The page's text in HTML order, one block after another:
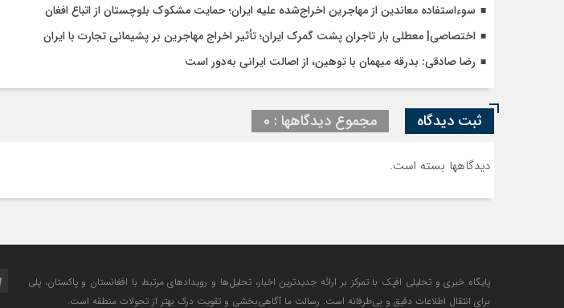
سوءاستفاده معاندین از مهاجرین اخراج‌شده علیه ایران؛ حمایت مشکوک بلوچستان از اتباع افغان
اختصاصی| معطلی بار تاجران پشت گمرک ایران؛ تأثیر اخراج مهاجرین بر پشیمانی تجارت با ایران
رضا صادقی: بدرقه میهمان با توهین، از اصالت ایرانی به‌دور است
ثبت دیدگاه مجموع دیدگاهها : 0
دیدگاهها بسته است.
پایگاه خبری و تحلیلی افپک با تمرکز بر ارائه جدیدترین اخبار، تحلیل‌ها و رویدادهای مرتبط با افغانستان و پاکستان، پلی
برای انتقال اطلاعات دقیق و بی‌طرفانه است. رسالت ما آگاهی‌بخشی و تقویت درک بهتر از تحولات منطقه است.